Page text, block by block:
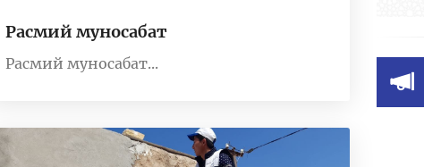
Расмий муносабат
Расмий муносабат...